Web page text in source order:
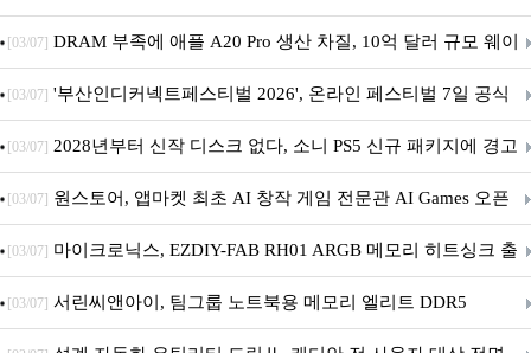
[03/07] DRAM 부족에 애플 A20 Pro 생산 차질, 10억 달러 규모 웨이
퍼 대기
[03/07] '부산인디커넥트페스티벌 2026', 온라인 페스티벌 7일 공식
개막... 22일간 진행
[03/07] 2028년부터 신작 디스크 없다, 소니 PS5 신규 패키지에 경고
문 추가
[03/07] 원스토어, 앱마켓 최초 AI 창작 게임 전문관 AI Games 오픈
[03/07] 마이크로닉스, EZDIY-FAB RH01 ARGB 메모리 히트싱크 출
시
[03/07] 서린씨앤아이, 팀그룹 노트북용 메모리 엘리트 DDR5